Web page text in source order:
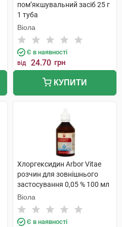
пом’якшувальний засіб 25 г
1 туба
Віола
Є в наявності
від 24.70 грн
КУПИТИ
Хлоргексидин Arbor Vitae
розчин для зовнішнього
застосування 0,05 % 100 мл
1 флакон
Віола
Є в наявності